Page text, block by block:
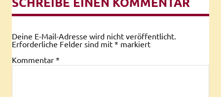
Deine E-Mail-Adresse wird nicht veröffentlicht.
Erforderliche Felder sind mit * markiert
Kommentar *